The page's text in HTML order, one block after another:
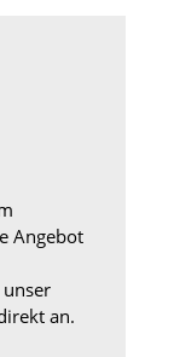
Angebot
an.